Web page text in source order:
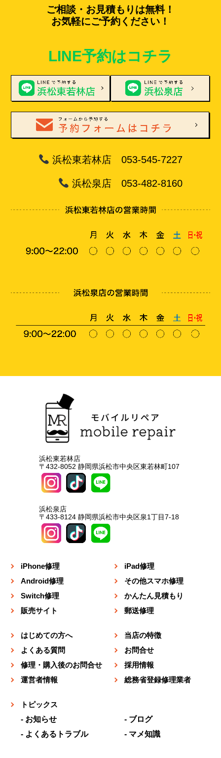
ご相談・お見積もりは無料！
お気軽にご予約ください！
LINE予約はコチラ
浜松東若林店 053-545-7227
浜松泉店 053-482-8160
浜松東若林店
〒432-8052 静岡県浜松市中央区東若林町107
浜松泉店
〒433-8124 静岡県浜松市中央区泉1丁目7-18
iPhone修理
iPad修理
Android修理
その他スマホ修理
Switch修理
かんたん見積もり
販売サイト
郵送修理
はじめての方へ
当店の特徴
よくある質問
お問合せ
修理・購入後のお問合せ
採用情報
運営者情報
総務省登録修理業者
トピックス
お知らせ
ブログ
よくあるトラブル
マメ知識